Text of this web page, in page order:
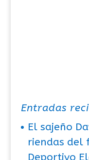
Entradas
El sajeño
riendas del
Deportivo